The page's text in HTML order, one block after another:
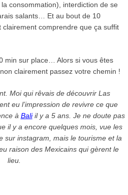
consommation), interdiction de se
salants… Et au bout de 10
comprendre que ça suffit
min sur place… Alors si vous êtes
clairement passez votre chemin !
Moi qui rêvais de découvrir Las
eu l’impression de revivre ce que
à Baliil y a 5 ans. Je ne doute pas
il y a encore quelques mois, vue les
sur instagram, mais le tourisme et la
raison des Mexicains qui gèrent le
lieu.